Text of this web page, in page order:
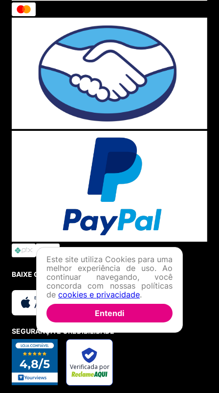
BAIXE O APP
SEGURANÇA E CREDIBILIDADE
Este site utiliza Cookies para uma
melhor experiência de uso. Ao
continuar navegando, você
concorda com nossas políticas
de cookies e privacidade.
Entendi